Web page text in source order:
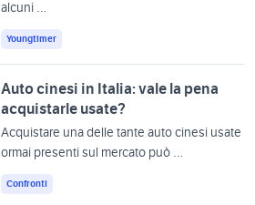
alcuni …
Youngtimer
Auto cinesi in Italia: vale la pena
acquistarle usate?
Acquistare una delle tante auto cinesi usate
ormai presenti sul mercato può …
Confronti